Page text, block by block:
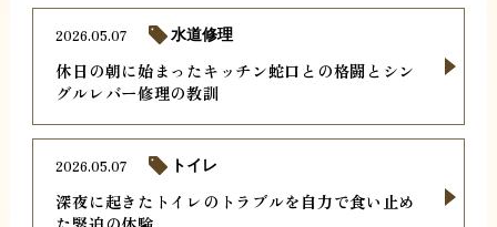
休日の朝に始まったキッチン蛇口との格闘とシン
グルレバー修理の教訓
2026.05.07 水道修理
深夜に起きたトイレのトラブルを自力で食い止め
2026.05.07 トイレ